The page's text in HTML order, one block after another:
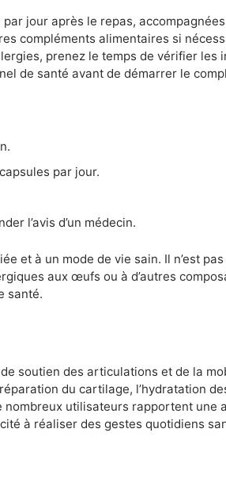
jour après le repas, accompagnées
compléments alimentaires si
prenez le temps de vérifier les
de santé avant de démarrer le
par jour.
l’avis d’un médecin.
et à un mode de vie sain. Il n’est
aux œufs ou à d’autres
santé.
soutien des articulations et de la
du cartilage, l’hydratation
utilisateurs rapportent une
à réaliser des gestes quotidiens